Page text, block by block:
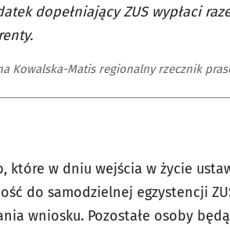
dopełniający ZUS wypłaci
Kowalska-Matis regionalny rzecznik
które w dniu wejścia w życie
do samodzielnej egzystencji
wniosku. Pozostałe osoby